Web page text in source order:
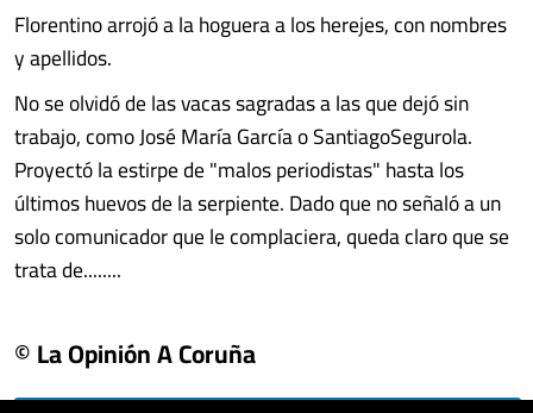
Florentino arrojó a la hoguera a los herejes, con nombres
y apellidos.
No se olvidó de las vacas sagradas a las que dejó sin
trabajo, como José María García o SantiagoSegurola.
Proyectó la estirpe de "malos periodistas" hasta los
últimos huevos de la serpiente. Dado que no señaló a un
solo comunicador que le complaciera, queda claro que se
trata de........
© La Opinión A Coruña